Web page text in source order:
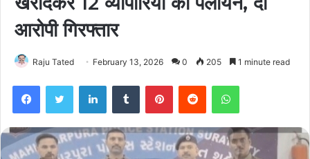
आरोपी गिरफ्तार
Raju Tated February 13, 2026 0 205 1 minute read
FacebookTwitter LinkedInTumblr PinterestReddit WhatsApp